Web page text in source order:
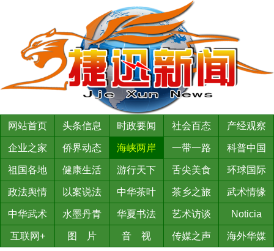
网站首页 头条信息 时政要闻 社会百态 产经观察
企业之家 侨界动态 海峡两岸 一带一路 科普中国
祖国各地 健康生活 游行天下 舌尖美食 环球国际
政法舆情 以案说法 中华茶叶 茶乡之旅 武术情缘
中华武术 水墨丹青 华夏书法 艺术访谈 Noticia
互联网+ 图 片 音 视 传媒之声
海外华媒